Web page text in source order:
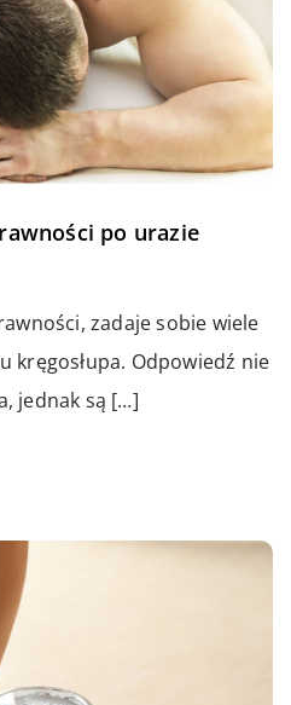
po urazie
zadaje sobie wiele
kręgosłupa. Odpowiedź nie
jednak są […]